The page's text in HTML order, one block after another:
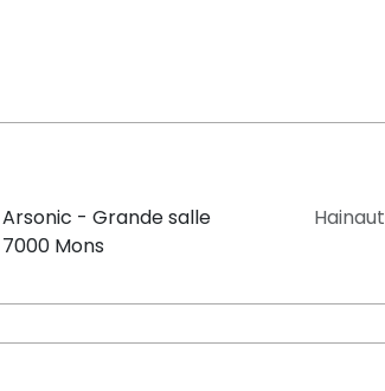
Arsonic - Grande salle
7000 Mons
Hainaut